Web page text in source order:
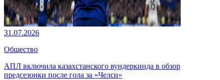
31.07.2026
Общество
АПЛ включила казахстанского вундеркинда в обзор
предсезонки после гола за «Челси»